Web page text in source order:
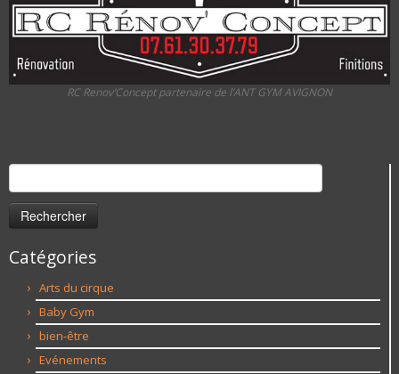
RC Renov’Concept partenaire de l’ANT GYM AVIGNON
Rechercher :
Catégories
Arts du cirque
Baby Gym
bien-être
Evénements